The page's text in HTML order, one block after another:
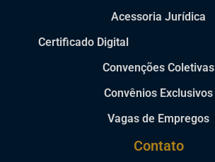
Acessoria Jurídica
Certificado Digital
Convenções Coletivas
Convênios Exclusivos
Vagas de Empregos
Contato